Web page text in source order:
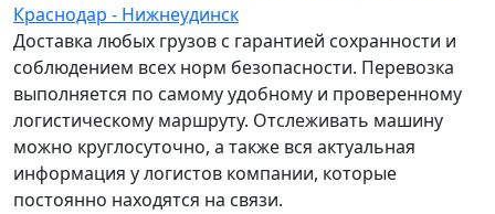
Краснодар - Нижнеудинск
Доставка любых грузов с гарантией сохранности и
соблюдением всех норм безопасности. Перевозка
выполняется по самому удобному и проверенному
логистическому маршруту. Отслеживать машину
можно круглосуточно, а также вся актуальная
информация у логистов компании, которые
постоянно находятся на связи.